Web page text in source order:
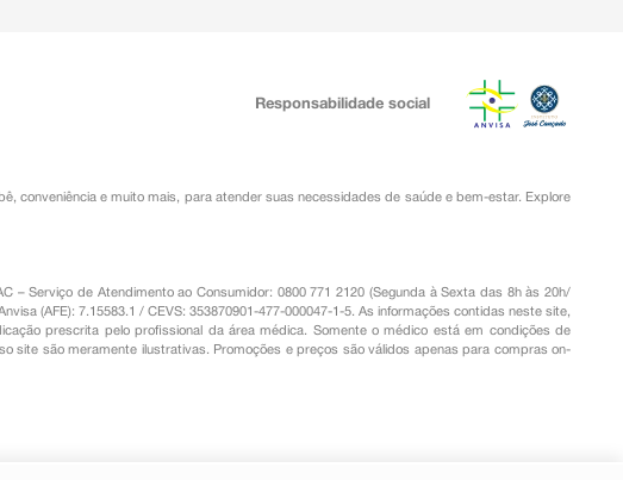
Responsabilidade social
, conveniênciae muito mais, para atender suas necessidades de saúde e bem-estar. Explore
– Serviço de Atendimento ao Consumidor: 0800 771 2120 (Segunda à Sexta das 8h às 20h/
(AFE): 7.15583.1 / CEVS: 353870901-477-000047-1-5. As informações contidas neste site,
prescrita pelo profissional da área médica. Somente o médico está em condições de
site são meramente ilustrativas. Promoções e preços são válidos apenas para compras on-